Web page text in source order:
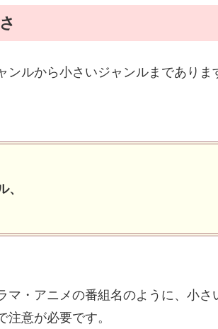
ルから小さいジャンルまでありま
、
マ・アニメの番組名のように、小さ
注意が必要です。